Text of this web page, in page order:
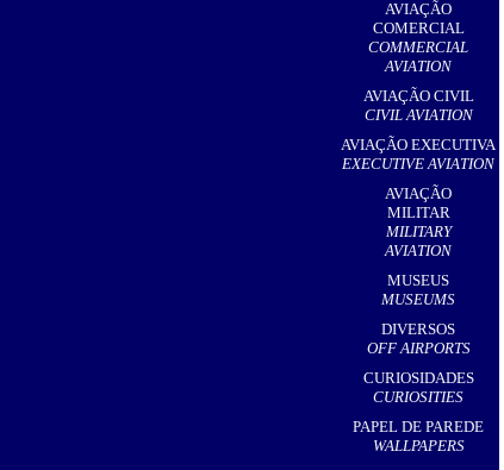
AVIAÇÃO
COMERCIAL
COMMERCIAL
AVIATION
AVIAÇÃO CIVIL
CIVIL AVIATION
AVIAÇÃO EXECUTIVA
EXECUTIVE AVIATION
AVIAÇÃO
MILITAR
MILITARY
AVIATION
MUSEUS
MUSEUMS
DIVERSOS
OFF AIRPORTS
CURIOSIDADES
CURIOSITIES
PAPEL DE PAREDE
WALLPAPERS